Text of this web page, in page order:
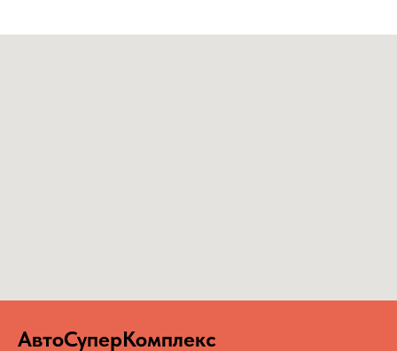
АвтоСуперКомплекс